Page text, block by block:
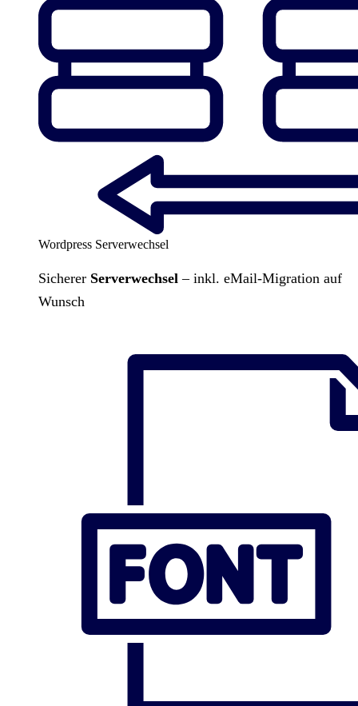
Wordpress Serverwechsel
Sicherer Serverwechsel – inkl. eMail-Migration auf
Wunsch